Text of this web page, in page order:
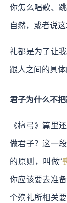
你怎么唱歌、
自然，或者说这
礼都是为了让
跟人之间的具体
君子为什么不
《檀弓》篇里
做君子？这一
的原则，叫做“
你应该要去准
个殡礼所相关